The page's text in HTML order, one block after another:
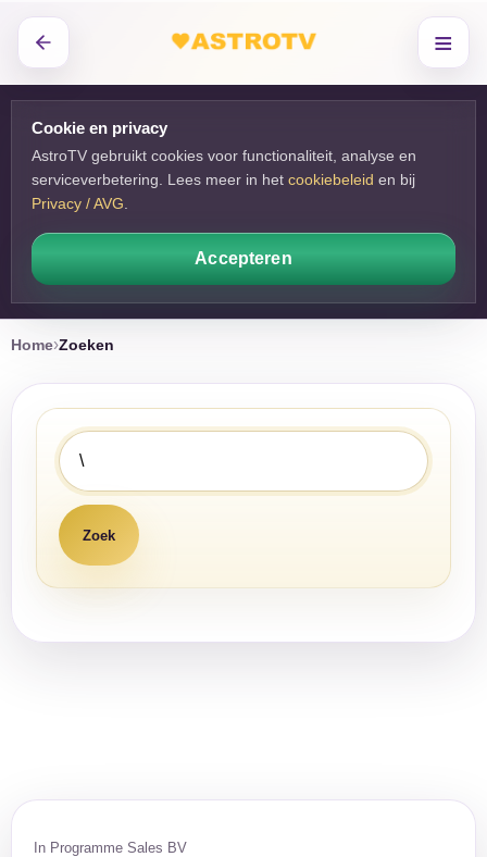
≡
Cookie en privacy
AstroTV gebruikt cookies voor functionaliteit, analyse en
serviceverbetering. Lees meer in het cookiebeleid en bij
Privacy / AVG
Accepteren
Home Zoeken
In Programme Sales BV